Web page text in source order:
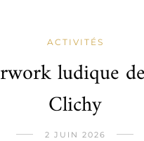
ACTIVITÉS
ludique
Clichy
2 JUIN 2026